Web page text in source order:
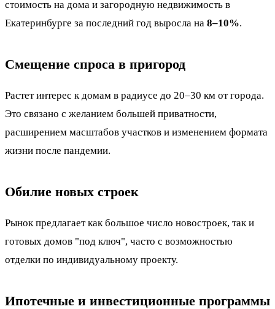
стоимость на дома и загородную недвижимость в
Екатеринбурге за последний год выросла на 8–10%.
Смещение спроса в пригород
Растет интерес к домам в радиусе до 20–30 км от города.
Это связано с желанием большей приватности,
расширением масштабов участков и изменением формата
жизни после пандемии.
Обилие новых строек
Рынок предлагает как большое число новостроек, так и
готовых домов "под ключ", часто с возможностью
отделки по индивидуальному проекту.
Ипотечные и инвестиционные программы